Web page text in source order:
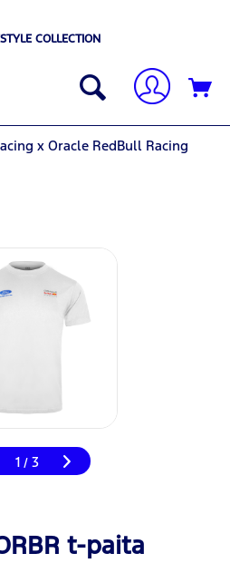
COLLECTION
x Oracle RedBull Racing
1 / 3
t-paita